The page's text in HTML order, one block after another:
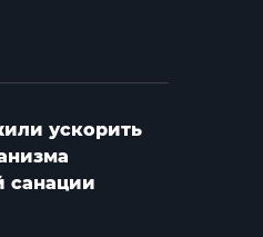
ускорить
санации